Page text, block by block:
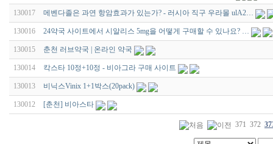
130017 메벤다졸은 과연 항암효과가 있는가? - 러시아 직구 우라몰 ulA2…
130016 24약국 사이트에서 시알리스 5mg을 어떻게 구매할 수 있나요? …
130015 춘천 러브약국 | 온라인 약국
130014 칵스타 10정+10정 - 비아그라 구매 사이트
130013 비닉스Vinix 1+1박스(20pack)
130012 [춘천] 비아스타
371 372